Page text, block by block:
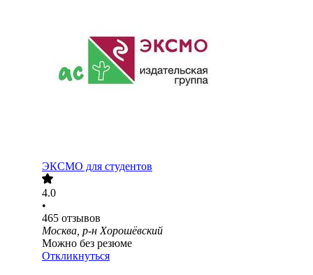
ЭКСМО для студентов
4.0
•
465 отзывов
Москва, р-н Хорошёвский
Можно без резюме
Откликнуться